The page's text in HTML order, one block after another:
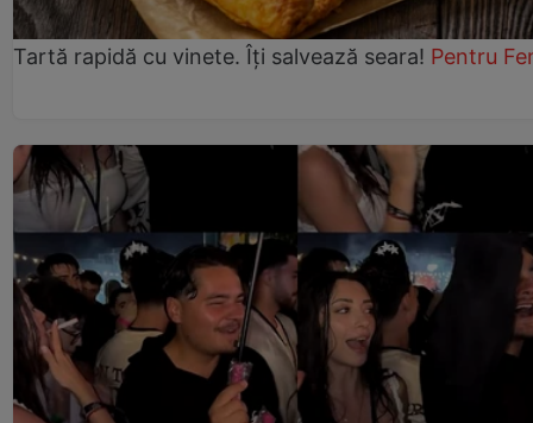
Tartă rapidă cu vinete. Îți salvează seara! Pentru